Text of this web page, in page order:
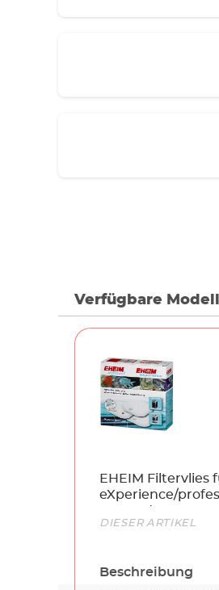
Verfügbare
Name
EHEIM Filtervlies
eXperience/
250 und 250T
Link
DIESER ARTIKEL
Beschreibung